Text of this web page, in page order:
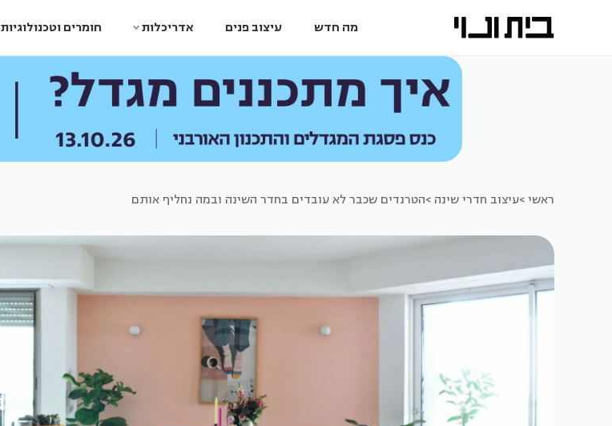
מה חדש עיצוב פנים אדריכלות חומרים וטכנולוגיות
ראשי >עיצוב חדרי שינה >הטרנדים שכבר לא עובדים בחדר השינה ובמה נחליף אותם